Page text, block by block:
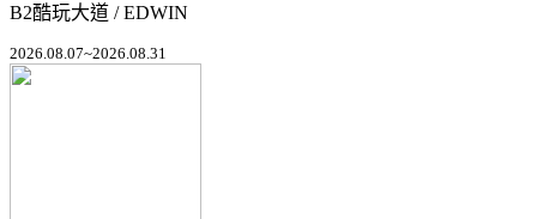
B2酷玩大道 / EDWIN
2026.08.07~2026.08.31